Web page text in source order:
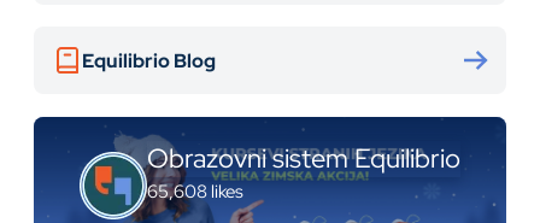
Equilibrio Blog
Obrazovni sistem Equilibrio
65,608 likes